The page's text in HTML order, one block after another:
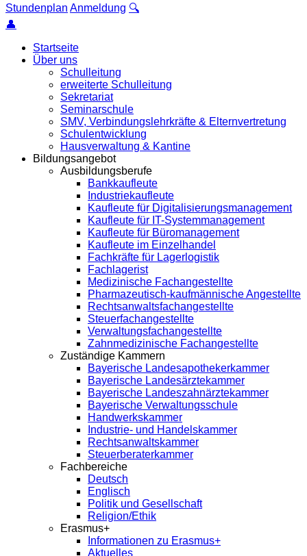
Stundenplan Anmeldung 🔍
👤
Startseite
Über uns
Schulleitung
erweiterte Schulleitung
Sekretariat
Seminarschule
SMV, Verbindungslehrkräfte & Elternvertretung
Schulentwicklung
Hausverwaltung & Kantine
Bildungsangebot
Ausbildungsberufe
Bankkaufleute
Industriekaufleute
Kaufleute für Digitalisierungsmanagement
Kaufleute für IT-Systemmanagement
Kaufleute für Büromanagement
Kaufleute im Einzelhandel
Fachkräfte für Lagerlogistik
Fachlagerist
Medizinische Fachangestellte
Pharmazeutisch-kaufmännische Angestellte
Rechtsanwaltsfachangestellte
Steuerfachangestellte
Verwaltungsfachangestellte
Zahnmedizinische Fachangestellte
Zuständige Kammern
Bayerische Landesapothekerkammer
Bayerische Landesärztekammer
Bayerische Landeszahnärztekammer
Bayerische Verwaltungsschule
Handwerkskammer
Industrie- und Handelskammer
Rechtsanwaltskammer
Steuerberaterkammer
Fachbereiche
Deutsch
Englisch
Politik und Gesellschaft
Religion/Ethik
Erasmus+
Informationen zu Erasmus+
Aktuelles